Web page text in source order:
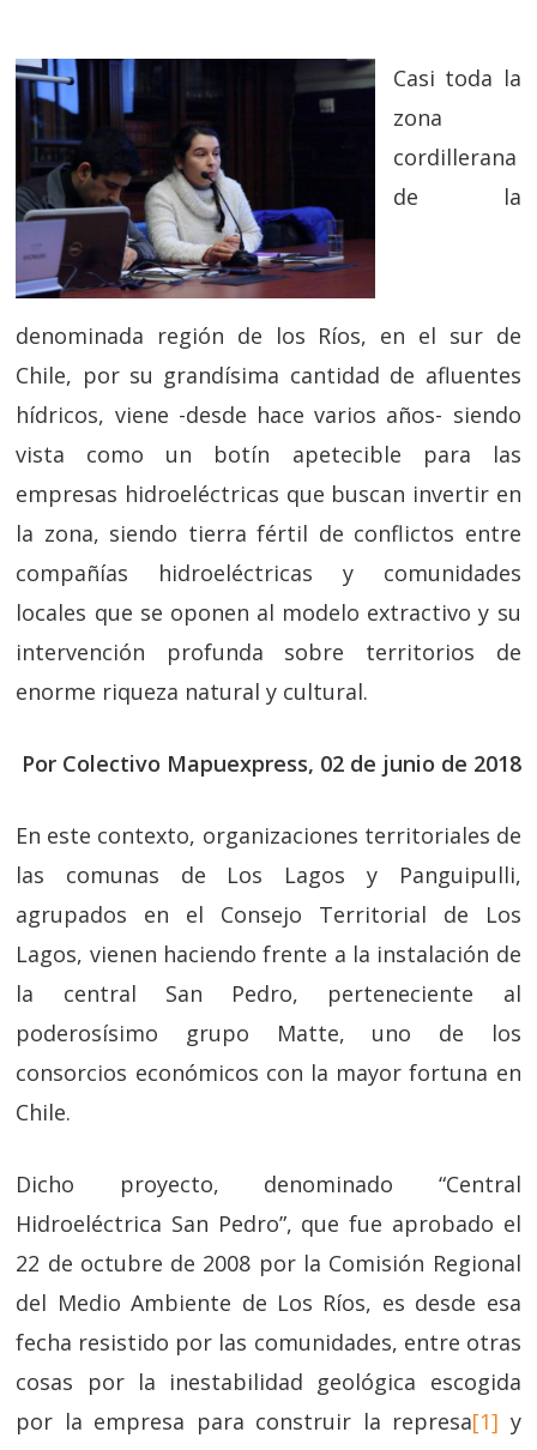
Casi toda la
zona
cordillerana
de la
denominada región de los Ríos, en el sur de
Chile, por su grandísima cantidad de afluentes
hídricos, viene -desde hace varios años- siendo
vista como un botín apetecible para las
empresas hidroeléctricas que buscan invertir en
la zona, siendo tierra fértil de conflictos entre
compañías hidroeléctricas y comunidades
locales que se oponen al modelo extractivo y su
intervención profunda sobre territorios de
enorme riqueza natural y cultural.
Por Colectivo Mapuexpress, 02 de junio de 2018
En este contexto, organizaciones territoriales de
las comunas de Los Lagos y Panguipulli,
agrupados en el Consejo Territorial de Los
Lagos, vienen haciendo frente a la instalación de
la central San Pedro, perteneciente al
poderosísimo grupo Matte, uno de los
consorcios económicos con la mayor fortuna en
Chile.
Dicho proyecto, denominado “Central
Hidroeléctrica San Pedro”, que fue aprobado el
22 de octubre de 2008 por la Comisión Regional
del Medio Ambiente de Los Ríos, es desde esa
fecha resistido por las comunidades, entre otras
cosas por la inestabilidad geológica escogida
por la empresa para construir la represa[1] y